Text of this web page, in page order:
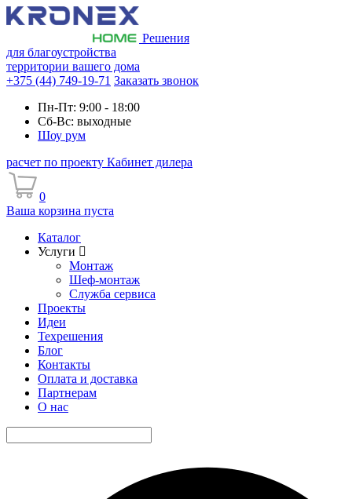
Решения
для благоустройства
территории вашего дома
+375 (44) 749-19-71 Заказать звонок
Пн-Пт: 9:00 - 18:00
Сб-Вс: выходные
Шоу рум
расчет по проекту Кабинет дилера
0
Ваша корзина пуста
Каталог
Услуги
Монтаж
Шеф-монтаж
Служба сервиса
Проекты
Идеи
Техрешения
Блог
Контакты
Оплата и доставка
Партнерам
О нас